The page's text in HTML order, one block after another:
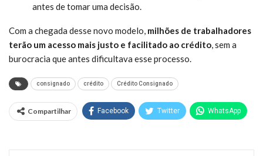
antes de tomar uma decisão.
Com a chegada desse novo modelo, milhões de trabalhadores
terão um acesso mais justo e facilitado ao crédito, sem a
burocracia que antes dificultava esse processo.
consignado crédito Crédito Consignado
Compartilhar Facebook Twitter WhatsApp